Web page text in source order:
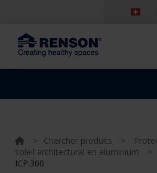
> Chercher produits >
soleil architectural en aluminium
>
ICP.300